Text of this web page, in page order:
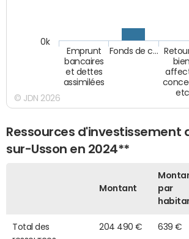
Emprunt
bancaires
et dettes
assimilées
Fonds de c…
0k
© JDN 2026
Ressources d'investissement
sur-Usson en 2024**
Montant
par
Total des
204 490 € 639 €